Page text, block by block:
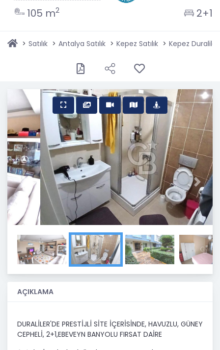
105 m2 2+1
Satılık Antalya Satılık Kepez Satılık Kepez Duraliler
Previous Next
AÇIKLAMA
DURALİLER'DE PRESTİJLİ SİTE İÇERİSİNDE, HAVUZLU, GÜNEY
CEPHELİ, 2+1,EBEVEYN BANYOLU FIRSAT DAİRE